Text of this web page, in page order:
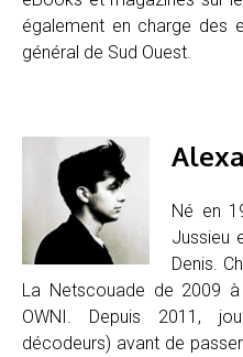
également en charge des
général de Sud Ouest.
Né en
Jussieu
Denis.
La Netscouade de 2009
OWNI. Depuis 2011,
décodeurs) avant de